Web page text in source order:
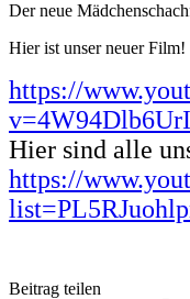
Der neue
Hier ist unser neuer Film!
https://
v=4W94Dlb6UrI
Hier sind alle
https://
Beitrag teilen